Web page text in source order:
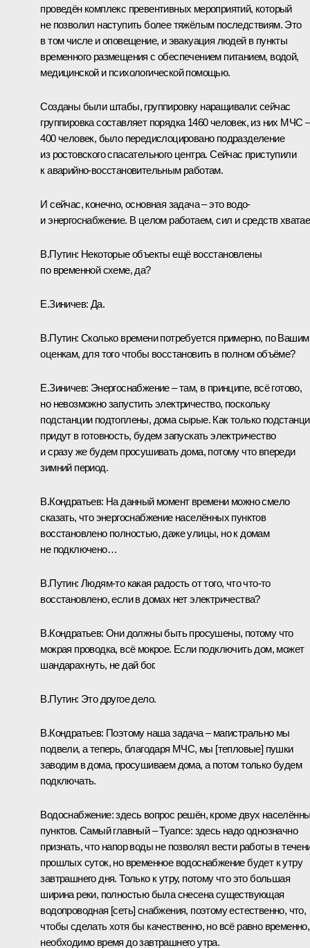
проведён комплекс превентивных мероприятий, который
не позволил наступить более тяжёлым последствиям. Это
в том числе и оповещение, и эвакуация людей в пункты
временного размещения с обеспечением питанием, водой,
медицинской и психологической помощью.
Созданы были штабы, группировку наращивали: сейчас
группировка составляет порядка 1460 человек, из них МЧС –
400 человек, было передислоцировано подразделение
из ростовского спасательного центра. Сейчас приступили
к аварийно-восстановительным работам.
И сейчас, конечно, основная задача – это водо-
и энергоснабжение. В целом работаем, сил и средств
В.Путин: Некоторые объекты ещё восстановлены
по временной схеме, да?
Е.Зиничев: Да.
В.Путин: Сколько времени потребуется примерно, по Вашим
оценкам, для того чтобы восстановить в полном объёме?
Е.Зиничев: Энергоснабжение – там, в принципе, всё готово,
но невозможно запустить электричество, поскольку
подстанции подтоплены, дома сырые. Как только
придут в готовность, будем запускать электричество
и сразу же будем просушивать дома, потому что впереди
зимний период.
В.Кондратьев: На данный момент времени можно смело
сказать, что энергоснабжение населённых пунктов
восстановлено полностью, даже улицы, но к домам
не подключено…
В.Путин: Людям‑то какая радость от того, что что‑то
восстановлено, если в домах нет электричества?
В.Кондратьев: Они должны быть просушены, потому что
мокрая проводка, всё мокрое. Если подключить дом, может
шандарахнуть, не дай бог.
В.Путин: Это другое дело.
В.Кондратьев: Поэтому наша задача – магистрально мы
подвели, а теперь, благодаря МЧС, мы [тепловые] пушки
заводим в дома, просушиваем дома, а потом только будем
подключать.
Водоснабжение: здесь вопрос решён, кроме двух
пунктов. Самый главный – Туапсе: здесь надо однозначно
признать, что напор воды не позволял вести работы в
прошлых суток, но временное водоснабжение будет к утру
завтрашнего дня. Только к утру, потому что это большая
ширина реки, полностью была снесена существующая
водопроводная [сеть] снабжения, поэтому естественно, что,
чтобы сделать хотя бы качественно, но всё равно временно,
необходимо время до завтрашнего утра.